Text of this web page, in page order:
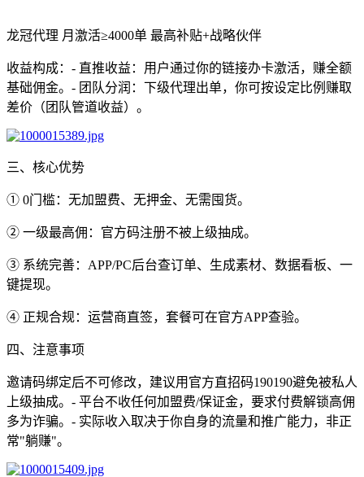
龙冠代理 月激活≥4000单 最高补贴+战略伙伴
收益构成：- 直推收益：用户通过你的链接办卡激活，赚全额
基础佣金。- 团队分润：下级代理出单，你可按设定比例赚取
差价（团队管道收益）。
三、核心优势
① 0门槛：无加盟费、无押金、无需囤货。
② 一级最高佣：官方码注册不被上级抽成。
③ 系统完善：APP/PC后台查订单、生成素材、数据看板、一
键提现。
④ 正规合规：运营商直签，套餐可在官方APP查验。
四、注意事项
邀请码绑定后不可修改，建议用官方直招码190190避免被私人
上级抽成。- 平台不收任何加盟费/保证金，要求付费解锁高佣
多为诈骗。- 实际收入取决于你自身的流量和推广能力，非正
常"躺赚"。